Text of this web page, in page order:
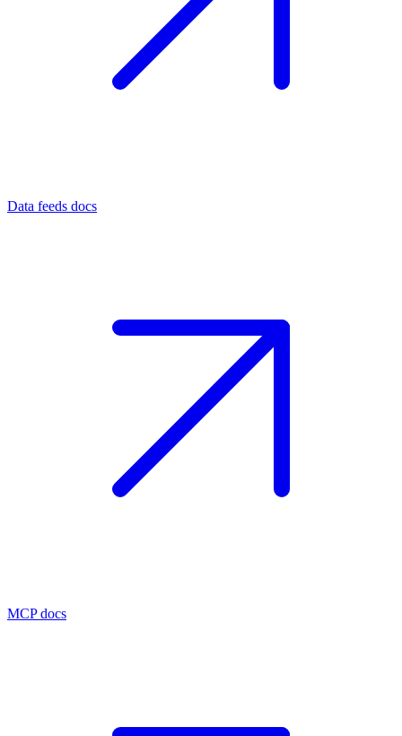
Data feeds docs
MCP docs